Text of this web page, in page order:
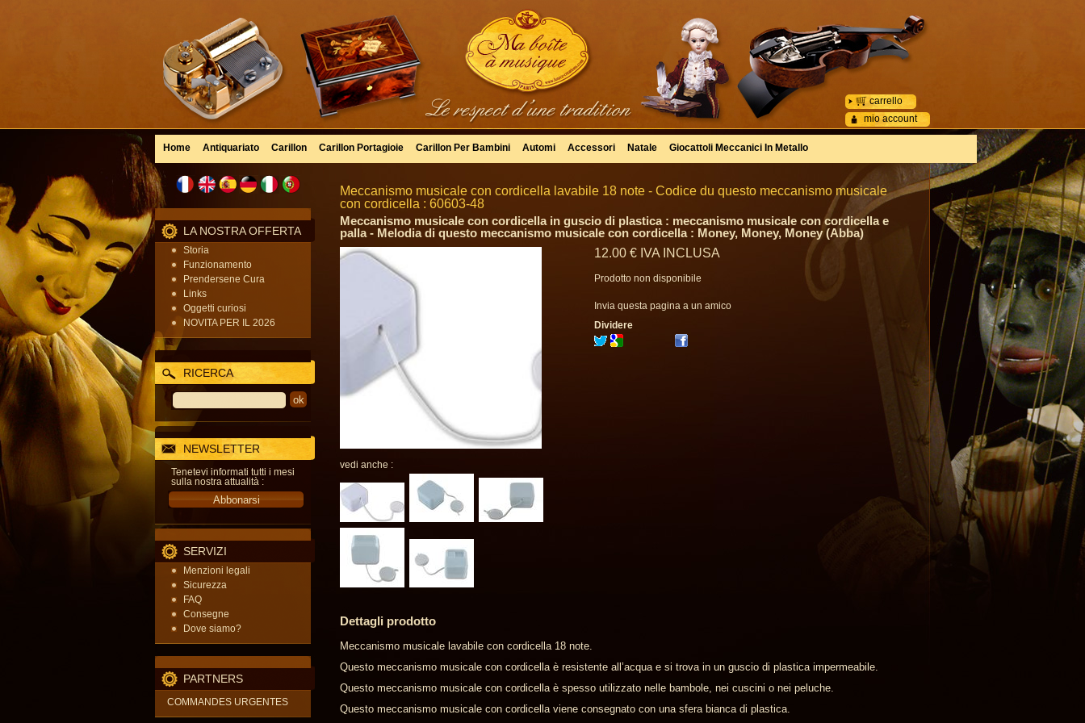
mio account
carrello
Home Antiquariato Carillon Carillon Portagioie Carillon Per Bambini Automi Accessori Natale Giocattoli Meccanici In Metallo
LA NOSTRA OFFERTA
Storia
Funzionamento
Prendersene Cura
Links
Oggetti curiosi
NOVITA PER IL 2026
RICERCA
NEWSLETTER
Tenetevi informati tutti i mesi
sulla nostra attualità :
SERVIZI
Menzioni legali
Sicurezza
FAQ
Consegne
Dove siamo?
PARTNERS
COMMANDES URGENTES
Meccanismo musicale con cordicella lavabile 18 note - Codice du questo meccanismo musicale
con cordicella : 60603-48
Meccanismo musicale con cordicella in guscio di plastica : meccanismo musicale con cordicella e
palla - Melodia di questo meccanismo musicale con cordicella : Money, Money, Money (Abba)
vedi anche :
12.00 € IVA INCLUSA
Prodotto non disponibile
Invia questa pagina a un amico
Dividere
Dettagli prodotto
Meccanismo musicale lavabile con cordicella 18 note.
Questo meccanismo musicale con cordicella è resistente all’acqua e si trova in un guscio di plastica impermeabile.
Questo meccanismo musicale con cordicella è spesso utilizzato nelle bambole, nei cuscini o nei peluche.
Questo meccanismo musicale con cordicella viene consegnato con una sfera bianca di plastica.